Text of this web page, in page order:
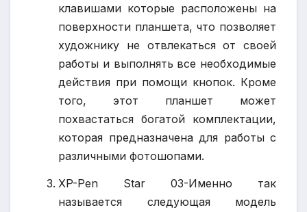
клавишами которые расположены на
поверхности планшета, что позволяет
художнику не отвлекаться от своей
работы и выполнять все необходимые
действия при помощи кнопок. Кроме
того, этот планшет может
похвастаться богатой комплектации,
которая предназначена для работы с
различными фотошопами.
XP-Pen Star 03-Именно так
называется следующая модель